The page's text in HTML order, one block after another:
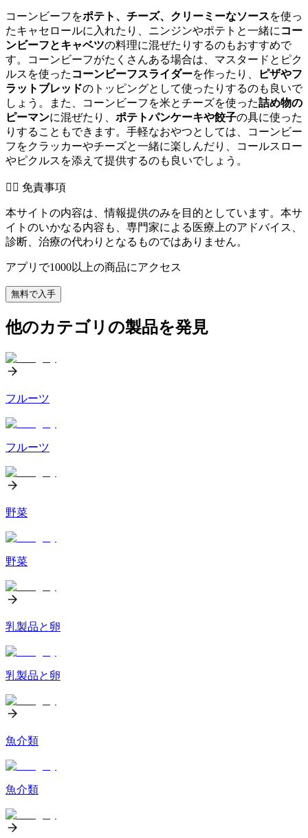
コーンビーフをポテト、チーズ、クリーミーなソースを使っ
たキャセロールに入れたり、ニンジンやポテトと一緒に コー
ンビーフとキャベツの料理に混ぜたりするのもおすすめで
す。コーンビーフがたくさんある場合は、マスタードとピク
ルスを使った コーンビーフスライダーを作ったり、
ピザやフ
ラットブレッドのトッピングとして使ったりするのも良いで
しょう。また、コーンビーフを米とチーズを使った詰め物の
ピーマンに混ぜたり、 ポテトパンケーキや餃子の具に使った
りすることもできます。手軽なおやつとしては、コーンビー
フをクラッカーやチーズと一緒に楽しんだり、コールスロー
やピクルスを添えて提供するのも良いでしょう。
👨‍⚕️️ 免責事項
本サイトの内容は、情報提供のみを目的としています。本サ
イトのいかなる内容も、専門家による医療上のアドバイス、
診断、治療の代わりとなるものではありません。
アプリで1000以上の商品にアクセス
無料で入手
他のカテゴリの製品を発見
フルーツ
フルーツ
野菜
野菜
乳製品と卵
乳製品と卵
魚介類
魚介類